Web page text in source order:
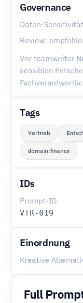
Governance
Daten-
Review:
Vor teamweiter
sensiblen
Tags
Vertrieb
domain:finance
IDs
Prompt-ID
VTR-019
Einordnung
Kreative
Full